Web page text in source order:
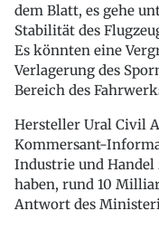
dem Blatt, es gehe
Stabilität des
Es könnten eine
Verlagerung des
Bereich des
Hersteller Ural Civil
Kommersant-
Industrie und
haben, rund 10
Antwort des